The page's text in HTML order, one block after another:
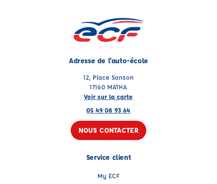
Adresse de l'auto-école
12, Place Sanson
17160 MATHA
Voir sur la carte
05 49 08 93 64
NOUS CONTACTER
Service client
My ECF